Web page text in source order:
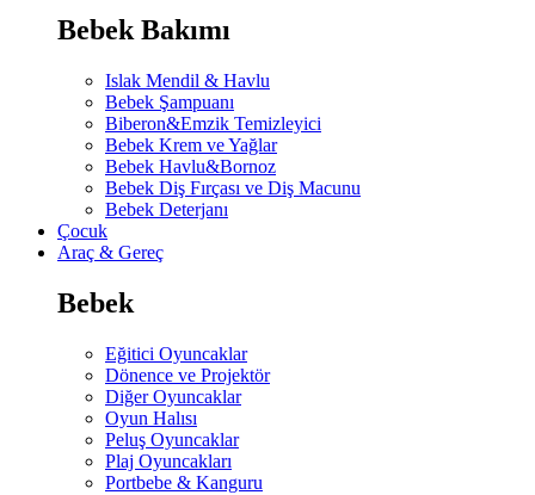
Bebek Bakımı
Islak Mendil & Havlu
Bebek Şampuanı
Biberon&Emzik Temizleyici
Bebek Krem ve Yağlar
Bebek Havlu&Bornoz
Bebek Diş Fırçası ve Diş Macunu
Bebek Deterjanı
Çocuk
Araç & Gereç
Bebek
Eğitici Oyuncaklar
Dönence ve Projektör
Diğer Oyuncaklar
Oyun Halısı
Peluş Oyuncaklar
Plaj Oyuncakları
Portbebe & Kanguru